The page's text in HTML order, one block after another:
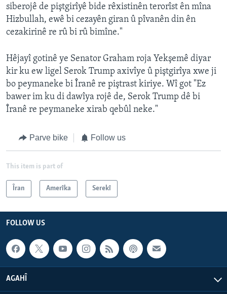
siberojê de piştgirîyê bide rêxistinên terorîst ên mîna
Hizbullah, ewê bi cezayên giran û pîvanên din ên
cezakirinê re rû bi rû bimîne."
Hêjayî gotinê ye Senator Graham roja Yekşemê diyar
kir ku ew ligel Serok Trump axivîye û piştgirîya xwe ji
bo peymaneke bi Îranê re piştrast kiriye. Wî got "Ez
bawer im ku di dawîya rojê de, Serok Trump dê bi
Îranê re peymaneke xirab qebûl neke."
Parve bike Follow us
This item is part of
Îran Amerîka Serekî
FOLLOW US
AGAHÎ